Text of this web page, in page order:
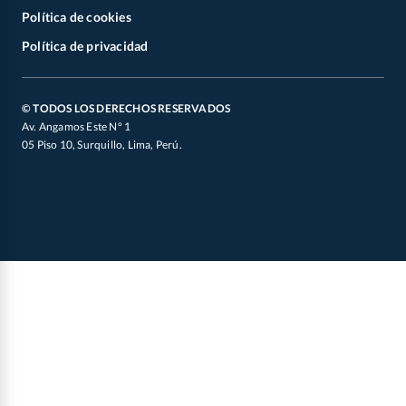
Otros documentos legales
Canal de Integridad
Partidos 2026
Concursos
Defensoría de Vendedores y Proveedores
X
Política de cookies
Política de privacidad
© TODOS LOS DERECHOS RESERVADOS
Av. Angamos Este N° 1
05 Piso 10, Surquillo, Lima, Perú.